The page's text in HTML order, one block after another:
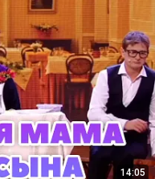
14:05